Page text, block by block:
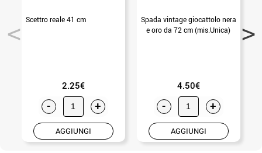
Scettro reale 41 cm
2.25€
- +
AGGIUNGI
Spada vintage giocattolo nera
e oro da 72 cm (mis.Unica)
4.50€
- +
AGGIUNGI